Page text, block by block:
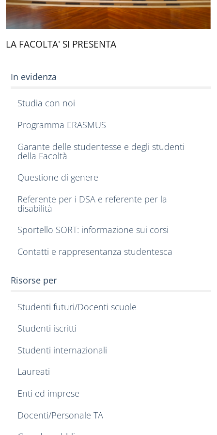
LA FACOLTA' SI PRESENTA
In evidenza
Studia con noi
Programma ERASMUS
Garante delle studentesse e degli studenti
della Facoltà
Questione di genere
Referente per i DSA e referente per la
disabilità
Sportello SORT: informazione sui corsi
Contatti e rappresentanza studentesca
Risorse per
Studenti futuri/Docenti scuole
Studenti iscritti
Studenti internazionali
Laureati
Enti ed imprese
Docenti/Personale TA